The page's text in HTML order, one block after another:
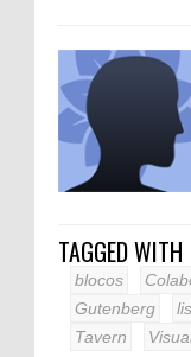
TAGGED WITH
blocos
Gutenberg
Tavern